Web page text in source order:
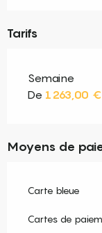
Tarifs
Semaine
De 1 263,00 €
Moyens de
Carte bleue
Cartes de